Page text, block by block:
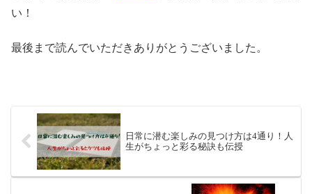
い！
最後まで読んでいただきありがとうございました。
日常に潜む楽しみの見つけ方は4通り！人
生がちょっと彩る秘訣も伝授